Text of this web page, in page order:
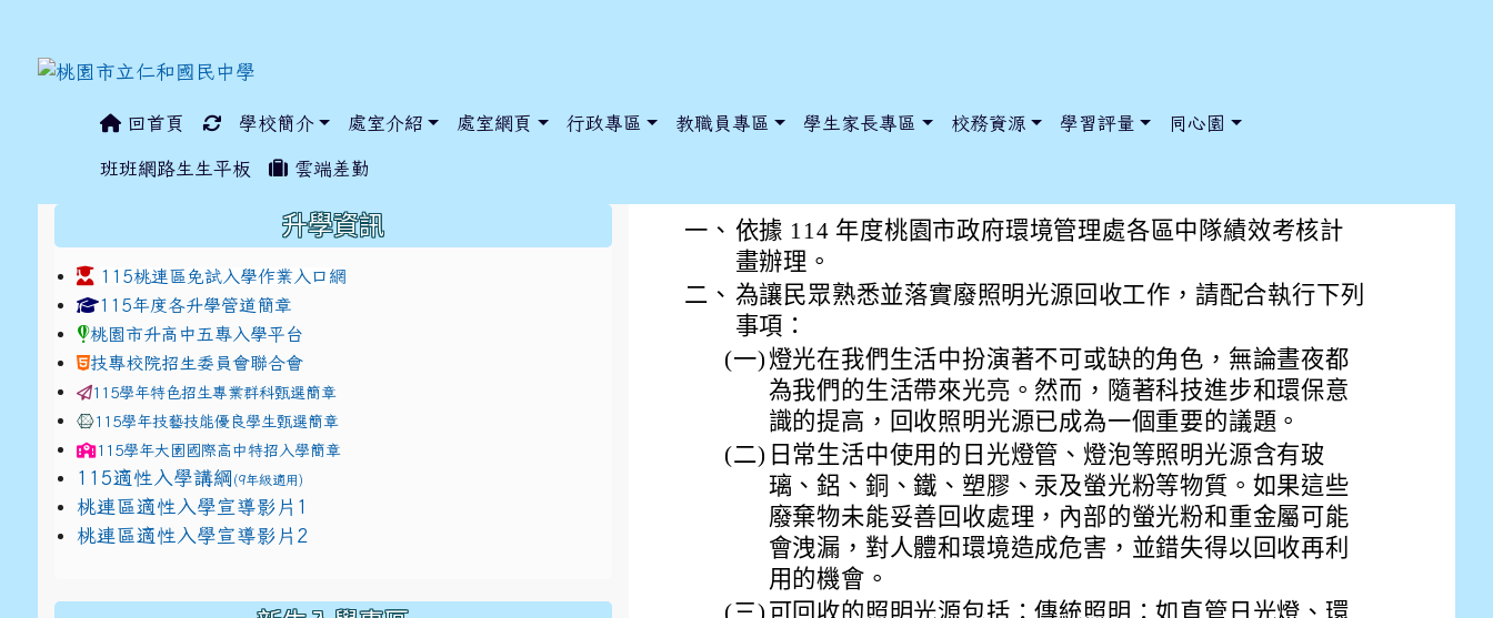
回首頁 學校簡介 處室介紹 處室網頁 行政專區 教職員專區 學生家長專區 校務資源 學習評量 同心園
班班網路生生平板 雲端差勤
桃園市政府環境管理處「廢照明光源回收方式」
一、 依據 114 年度桃園市政府環境管理處各區中隊績效考核計
畫辦理。
二、 為讓民眾熟悉並落實廢照明光源回收工作，請配合執行下列
事項：
(一)燈光在我們生活中扮演著不可或缺的角色，無論晝夜都
為我們的生活帶來光亮。然而，隨著科技進步和環保意
識的提高，回收照明光源已成為一個重要的議題。
(二) 日常生活中使用的日光燈管、燈泡等照明光源含有玻
璃、鋁、銅、鐵、塑膠、汞及螢光粉等物質。如果這些
廢棄物未能妥善回收處理，內部的螢光粉和重金屬可能
會洩漏，對人體和環境造成危害，並錯失得以回收再利
用的機會。
(三) 可回收的照明光源包括：傳統照明：如直管日光燈、環
升學資訊
115桃連區免試入學作業入口網
link to https://www.jhjhs.tyc.edu.tw/modules/tadnews/index.php?nsn=5425
115年度各升學管道簡章link to http://tyc.entry.edu.tw/NoExamImitate_TL/NoExamImitateHome/Page/Public/ChooseSys?s=05 style=font-size: 1rem; background-
link to http://tyc.entry.edu.tw/NoExamImitate_TL/NoExamImitateHome/Page/Public/ChooseSys?s=05 style=font-size: 1rem; background-
桃園市升高中五專入學平台
技專校院招生委員會聯合會
115學年特色招生專業群科甄選簡章
115學年技藝技能優良學生甄選簡章
115學年大園國際高中特招入學簡章
115適性入學講綱 (9年級適用)
link to https://docs.google.com/presentation/d/1x3bih9gNpRNolaz0znBOn--g7OisECve/
桃連區適性入學宣導影片1
link to https://docs.google.com/presentation/d/1x3bih9gNpRNolaz0znBOn--g7OisECve/
桃連區適性入學宣導影片2 link to https://docs.go114適性入學講綱 (ogle.com/presentation/d/